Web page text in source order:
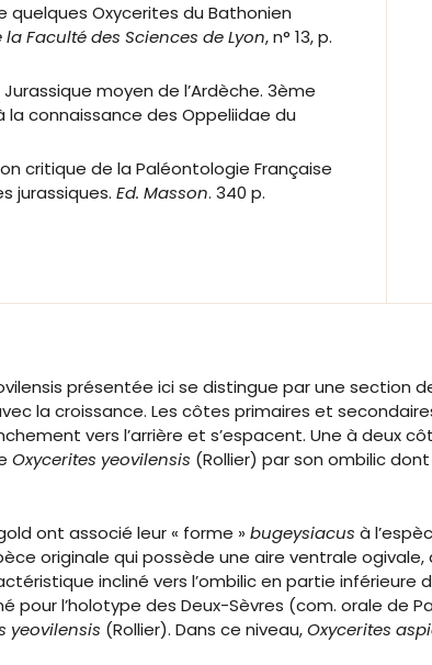
quelques Oxycerites du Bathonien
Faculté des Sciences de Lyon, n° 13, p.
Jurassique moyen de l’Ardèche. 3ème
connaissance des Oppeliidae du
critique de la Paléontologie Française
jurassiques. Ed. Masson. 340 p.
présentée ici se distingue par une
la croissance. Les côtes primaires et
vers l’arrière et s’espacent. Une à deux
Oxycerites yeovilensis (Rollier) par son ombilic
ont associé leur « forme » bugeysiacus à
originale qui possède une aire ventrale
incliné vers l’ombilic en partie
pour l’holotype des Deux-Sèvres (com. orale de
yeovilensis (Rollier). Dans ce niveau,Oxycerites